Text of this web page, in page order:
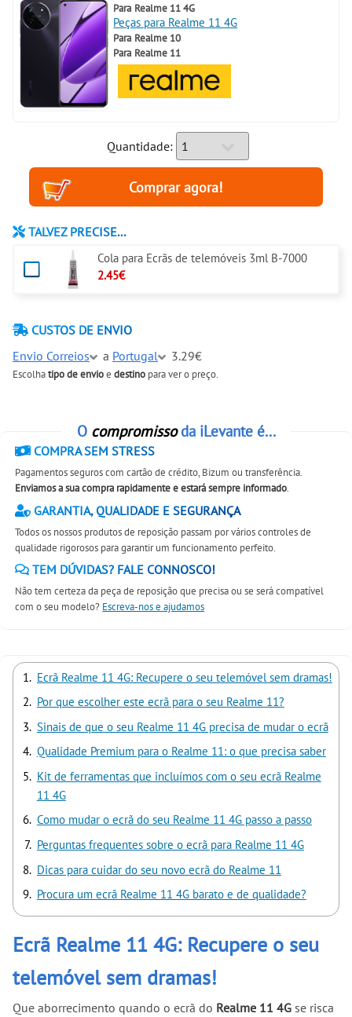
Para Realme 11 4G
Peças para Realme 11 4G
Para Realme 10
Para Realme 11
Quantidade:
TALVEZ PRECISE...
Cola para Ecrãs de telemóveis 3ml B-7000
2.45€
CUSTOS DE ENVIO
Envio Correios
a Portugal 3.29€
Escolhatipo de envioe destino para ver o preço.
O compromissoda iLevante é...
COMPRA SEM STRESS
Pagamentos seguros com cartão de crédito, Bizum ou transferência.
Enviamos a sua compra rapidamente e estará sempre informado.
GARANTIA, QUALIDADE E SEGURANÇA
Todos os nossos produtos de reposição passam por vários controles de
qualidade rigorosos para garantir um funcionamento perfeito.
TEM DÚVIDAS? FALE CONNOSCO!
Não tem certeza da peça de reposição que precisa ou se será compatível
com o seu modelo? Escreva-nos e ajudamos
Ecrã Realme 11 4G: Recupere o seu telemóvel sem dramas!
Por que escolher este ecrã para o seu Realme 11?
Sinais de que o seu Realme 11 4G precisa de mudar o ecrã
Qualidade Premium para o Realme 11: o que precisa saber
Kit de ferramentas que incluímos com o seu ecrã Realme
11 4G
Como mudar o ecrã do seu Realme 11 4G passo a passo
Perguntas frequentes sobre o ecrã para Realme 11 4G
Dicas para cuidar do seu novo ecrã do Realme 11
Procura um ecrã Realme 11 4G barato e de qualidade?
Ecrã Realme 11 4G: Recupere o seu
telemóvel sem dramas!
Que aborrecimento quando o ecrã do Realme 11 4G se risca